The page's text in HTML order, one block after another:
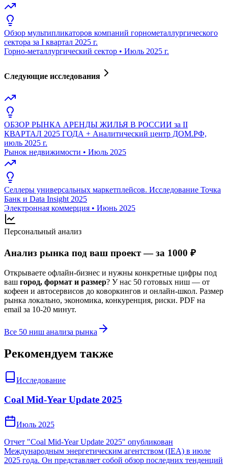
Обзор мультипликаторов компаний горнометаллургического
сектора за I квартал 2025 г.
Горно-металлургический сектор • Июль 2025 г.
Следующие исследования
ОБЗОР РЫНКА АРЕНДЫ ЖИЛЬЯ В РОССИИ за II
КВАРТАЛ 2025 ГОДА + Аналитический центр ДОМ.РФ,
июль 2025 г.
Рынок недвижимости • Июль 2025
Селлеры универсальных маркетплейсов. Исследование Точка
Банк и Data Insight 2025
Электронная коммерция • Июнь 2025
Персональный анализ
Анализ рынка под ваш проект — за 1000 ₽
Открываете офлайн-бизнес и нужны конкретные цифры под
ваш город, формат и размер? У нас 50 готовых ниш — от
кофеен и автосервисов до коворкингов и онлайн-школ. Размер
рынка локально, экономика, конкуренция, риски. PDF на
email за 10-20 минут.
Все 50 ниш анализа рынка
Рекомендуем также
Исследование
Coal Mid-Year Update 2025
Июль 2025
Отчет "Coal Mid-Year Update 2025" опубликован
Международным энергетическим агентством (IEA) в июле
2025 года. Он представляет собой обзор последних тенденций